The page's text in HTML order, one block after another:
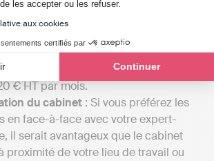
les accepter ou les refuser.
aux cookies
certifiés par
Continuer
une comptabilité plus
la gestion de la paie ou
d'un budget prévisionnel. Avec
pouvez gérer votre comptabilité et
vos déclarations fiscales en ligne à
€ HT par mois.
du cabinet : Si vous préférez les
en face-à-face avec votre expert-
il serait avantageux que le cabinet
proximité de votre lieu de travail ou